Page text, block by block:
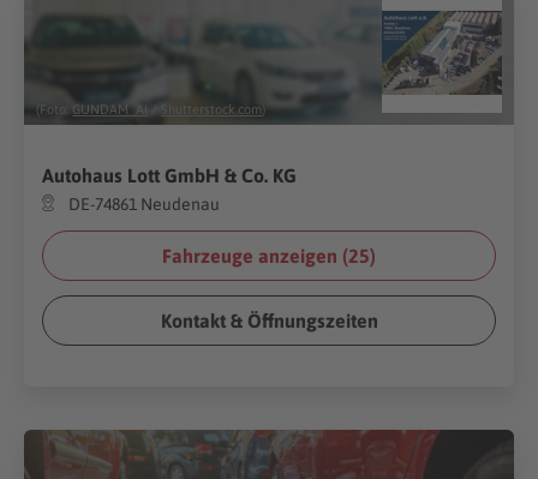
(Foto: GUNDAM_Ai / Shutterstock.com)
Autohaus Lott GmbH & Co. KG
DE-74861 Neudenau
Fahrzeuge anzeigen (25)
Kontakt & Öffnungszeiten